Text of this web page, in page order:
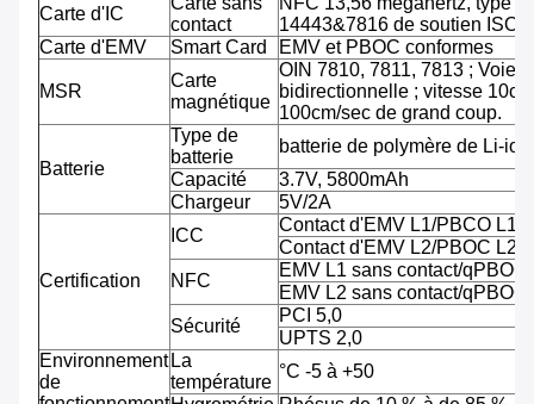
Carte d'IC
contact
14443&7816 de soutien ISO/
Carte d'EMV
Smart Card EMV et PBOC conformes
MSR
Carte
magnétique
OIN 7810, 7811, 7813 ; Voie
bidirectionnelle ; vitesse
100cm/sec de grand coup.
Batterie
Type de
batterie
batterie de polymère de Li-ion
Capacité
3.7V, 5800mAh
Chargeur
5V/2A
Certification
ICC
Contact d'EMV L1/PBCO L1
Contact d'EMV L2/PBOC L2
NFC
EMV L1 sans contact/qPBOC
EMV L2 sans contact/qPBOC
Sécurité
PCI 5,0
UPTS 2,0
Environnement
de
La
température
°C -5 à +50